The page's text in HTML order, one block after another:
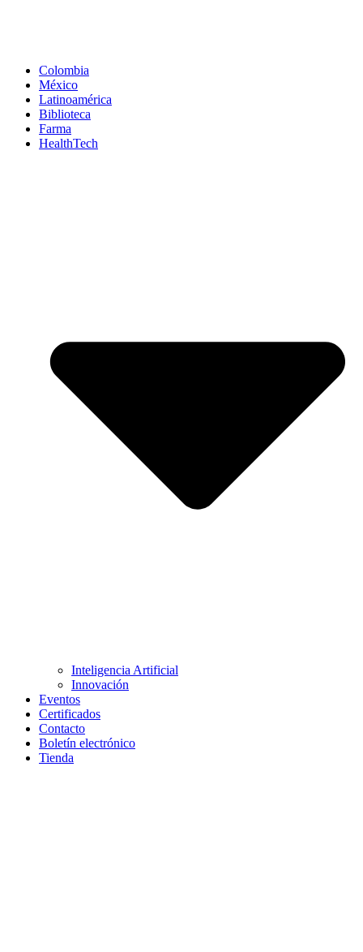
Colombia
México
Latinoamérica
Biblioteca
Farma
HealthTech
Inteligencia Artificial
Innovación
Eventos
Certificados
Contacto
Boletín electrónico
Tienda